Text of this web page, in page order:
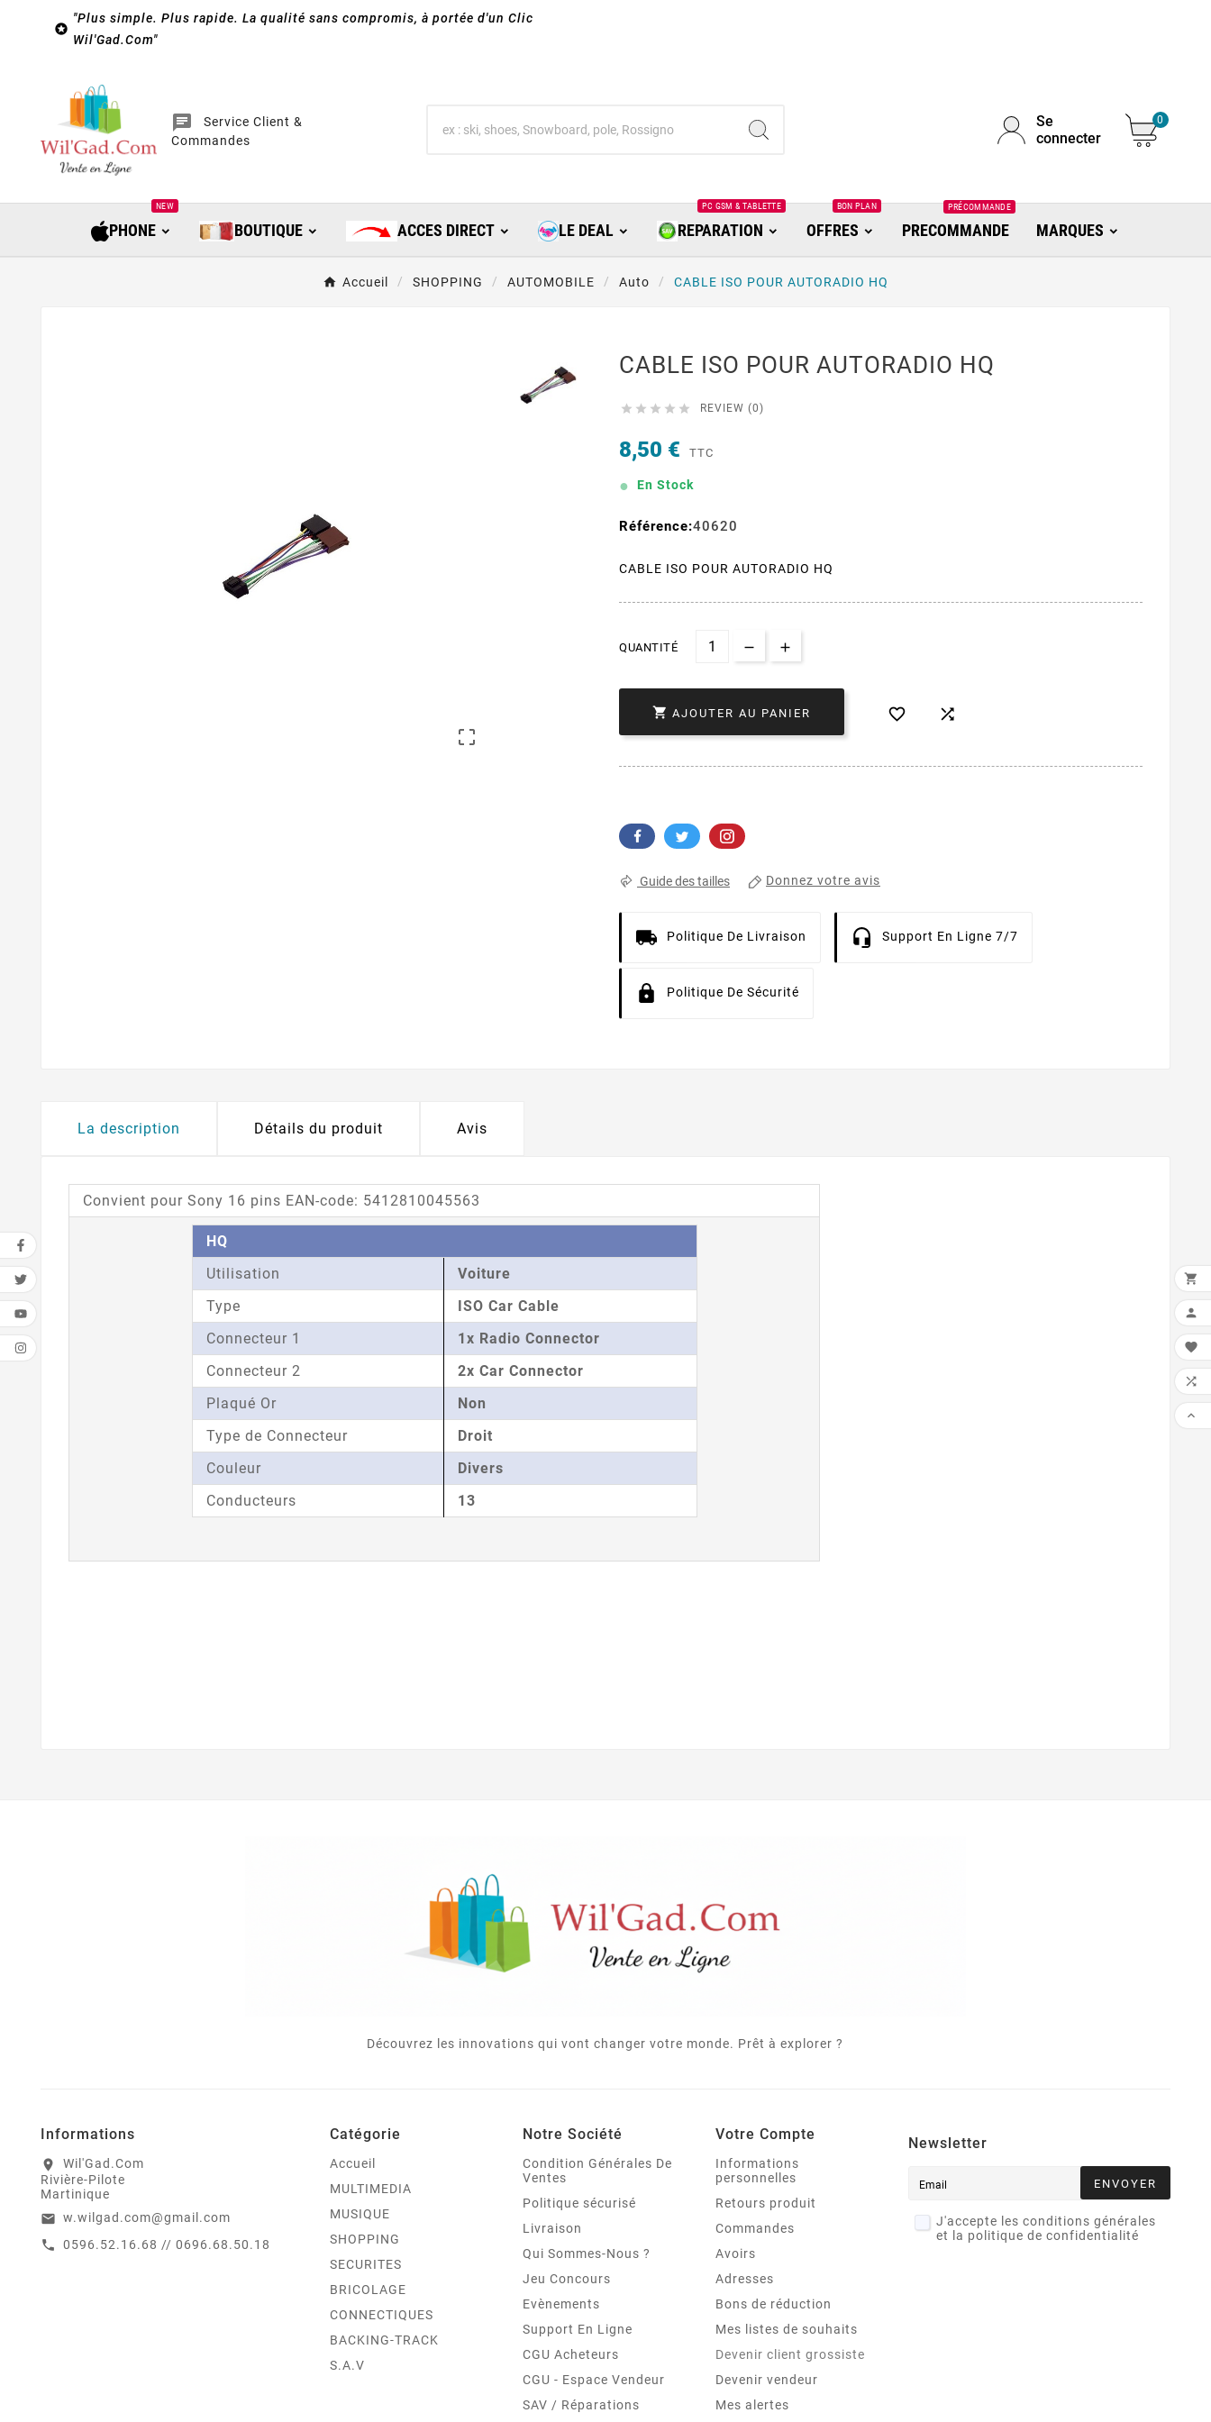

"Plus simple. Plus rapide. La qualité sans compromis, à portée d'un Clic
Wil'Gad.Com"
chat
Service Client &
Commandes
Se
connecter
0
PHONE
NEW
BOUTIQUE ACCES DIRECT LE DEAL REPARATION
PC GSM & TABLETTE
OFFRES
BON PLAN
PRECOMMANDE
PRÉCOMMANDE
MARQUES
Accueil SHOPPING AUTOMOBILE Auto CABLE ISO POUR AUTORADIO HQ

CABLE ISO POUR AUTORADIO HQ
     REVIEW (0)
8,50 € TTC
En Stock
Référence:40620
CABLE ISO POUR AUTORADIO HQ
QUANTITÉ
 AJOUTER AU PANIER  
Guide des tailles Donnez votre avis
Politique De Livraison Support En Ligne 7/7
Politique De Sécurité
La description Détails du produit Avis
Convient pour Sony 16 pins EAN-code: 5412810045563
HQ
Utilisation
Voiture
Type
ISO Car Cable
Connecteur 1
1x Radio Connector
Connecteur 2
2x Car Connector
Plaqué Or
Non
Type de Connecteur
Droit
Couleur
Divers
Conducteurs
13
Découvrez les innovations qui vont changer votre monde. Prêt à explorer ?
Informations
location_on
Wil'Gad.Com
Rivière-Pilote
Martinique
email w.wilgad.com@gmail.com
call 0596.52.16.68 // 0696.68.50.18
Catégorie
Accueil
MULTIMEDIA
MUSIQUE
SHOPPING
SECURITES
BRICOLAGE
CONNECTIQUES
BACKING-TRACK
S.A.V
Notre Société
Condition Générales De
Ventes
Politique sécurisé
Livraison
Qui Sommes-Nous ?
Jeu Concours
Evènements
Support En Ligne
CGU Acheteurs
CGU - Espace Vendeur
SAV / Réparations
Votre Compte
Informations
personnelles
Retours produit
Commandes
Avoirs
Adresses
Bons de réduction
Mes listes de souhaits
Devenir client grossiste
Devenir vendeur
Mes alertes
Newsletter
ENVOYER
J'accepte les conditions générales
et la politique de confidentialité




